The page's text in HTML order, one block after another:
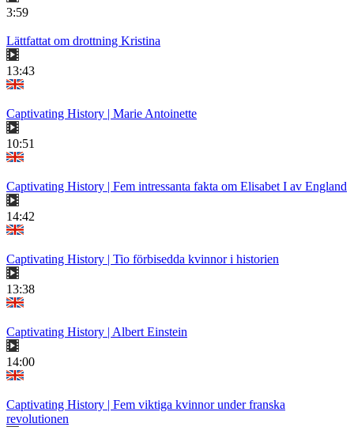
3:59
Lättfattat om drottning Kristina
13:43
Captivating History | Marie Antoinette
10:51
Captivating History | Fem intressanta fakta om Elisabet I av England
14:42
Captivating History | Tio förbisedda kvinnor i historien
13:38
Captivating History | Albert Einstein
14:00
Captivating History | Fem viktiga kvinnor under franska
revolutionen